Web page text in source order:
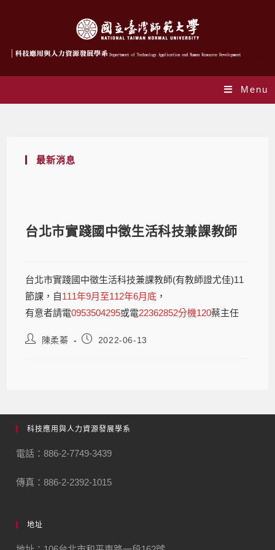
Menu
最新消息
台北市實踐國中徵生活科技兼課教師
台北市實踐國中徵生活科技兼課教師(有教師證尤佳)11
節課，自111年9月至112年6月底 ，
有意者請電0953504295或電22362852分機120蔡主任
陳柔蓁 2022-06-13
科技應用與人力資源發展學系
電話：886-2-7749-3439
傳真：886-2-2392-1015
地址